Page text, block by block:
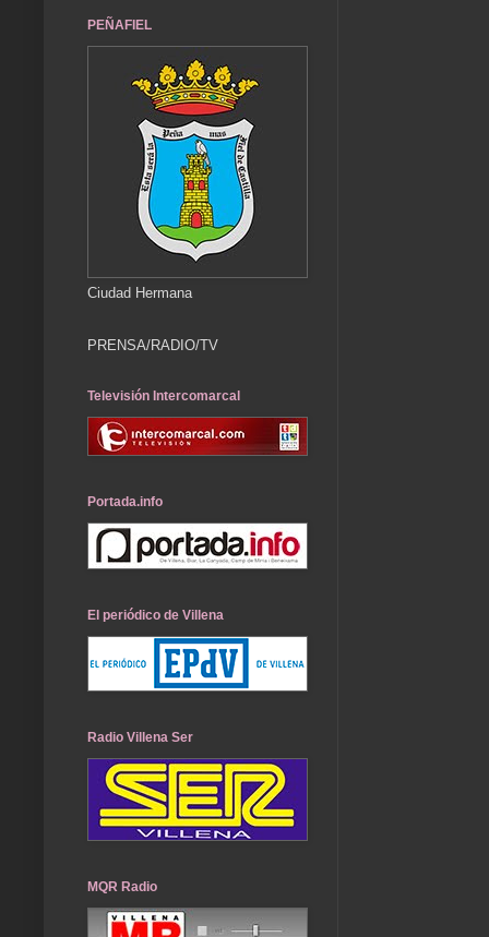
PEÑAFIEL
Ciudad Hermana
PRENSA/RADIO/TV
Televisión Intercomarcal
Portada.info
El periódico de Villena
Radio Villena Ser
MQR Radio